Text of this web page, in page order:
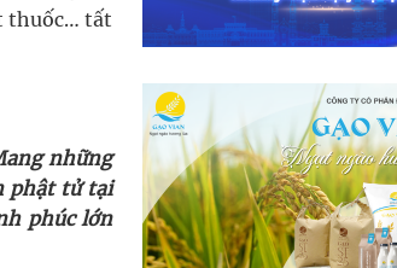
thuốc… tất
những
phật tử tại
phúc lớn